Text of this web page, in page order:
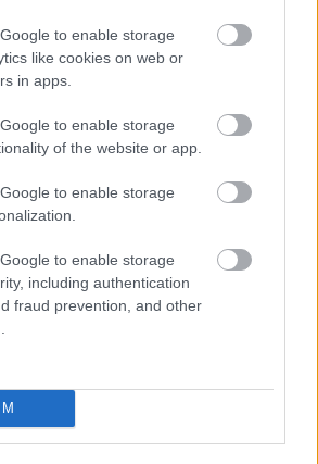
to enable storage
like cookies on web or
in apps.
to enable storage
of the website or app.
to enable storage
to enable storage
including authentication
fraud prevention, and other
jugando en un puesto en el de
que están listados como medios en
García, etc).
y la presencia de Camello y Falcao
francés juegue más retrasado esta